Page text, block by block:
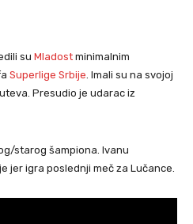
su Mladost minimalnim
Superlige Srbije . Imali su na svojoj
Presudio je udarac iz
starog šampiona. Ivanu
jer igra poslednji meč za Lučance.